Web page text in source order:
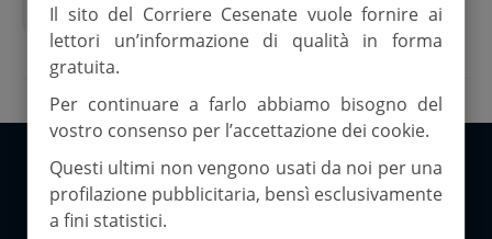
diocesi di bologna Ducati Run for Mary
Copyright 2026 ©Corriere Cesenate
Il sito del Corriere Cesenate vuole fornire ai
lettori un’informazione di qualità in forma
gratuita.
Per continuare a farlo abbiamo bisogno del
vostro consenso per l’accettazione dei cookie.
Questi ultimi non vengono usati da noi per una
profilazione pubblicitaria, bensì esclusivamente
a fini statistici.